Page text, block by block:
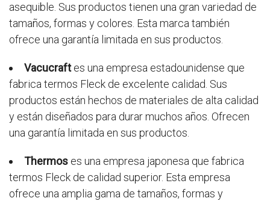
asequible. Sus productos tienen una gran variedad de
tamaños, formas y colores. Esta marca también
ofrece una garantía limitada en sus productos.
Vacucraftes una empresa estadounidense que
fabrica termos Fleck de excelente calidad. Sus
productos están hechos de materiales de alta calidad
y están diseñados para durar muchos años. Ofrecen
una garantía limitada en sus productos.
Thermos es una empresa japonesa que fabrica
termos Fleck de calidad superior. Esta empresa
ofrece una amplia gama de tamaños, formas y